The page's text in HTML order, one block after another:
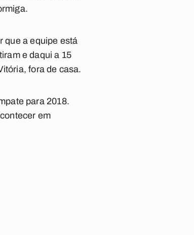
que a equipe está
e daqui a 15
fora de casa.
para 2018.
em